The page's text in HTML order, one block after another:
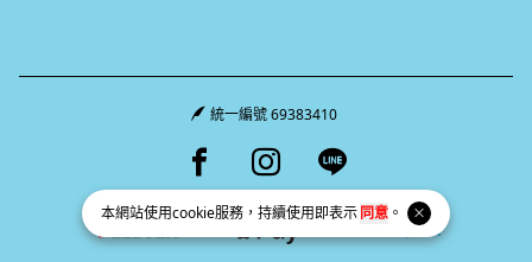
本網站使用cookie服務，持續使用即表示同意 。
統一編號 69383410
Facebook page
Instagram page
Line page